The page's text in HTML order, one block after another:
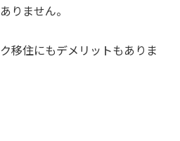
りません。
移住にもデメリットもありま